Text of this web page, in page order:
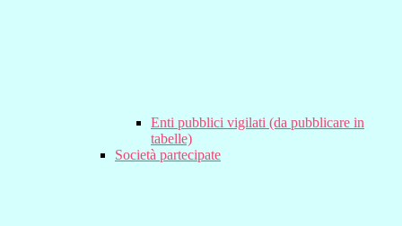
Enti pubblici vigilati (da pubblicare in
tabelle)
Società partecipate